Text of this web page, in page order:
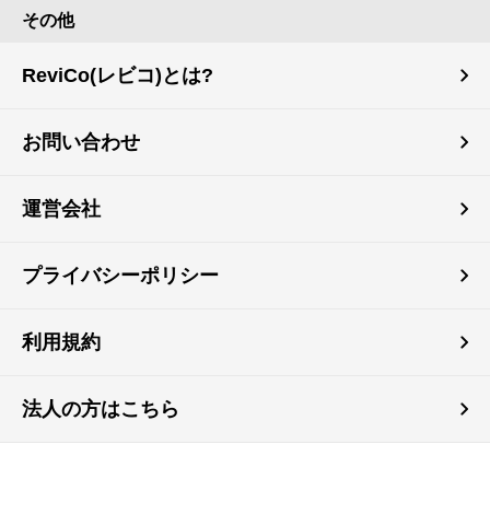
その他
ReviCo(レビコ)とは?
お問い合わせ
運営会社
プライバシーポリシー
利用規約
法人の方はこちら